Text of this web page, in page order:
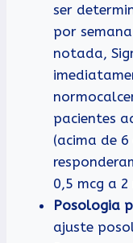
ser
por
notada,
pacientes
(acima de
0,5 mcg a
Posologia
ajuste